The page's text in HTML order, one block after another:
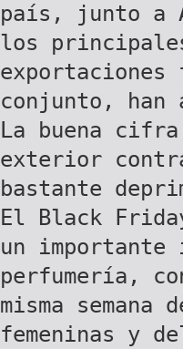
país, junto a
los
conjunto, han
La buena
exterior
bastante
El Black
un importante
perfumería,
misma
femeninas y